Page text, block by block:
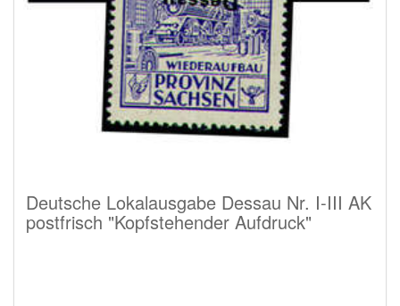
Deutsche Lokalausgabe Dessau Nr. I-III AK
postfrisch "Kopfstehender Aufdruck"